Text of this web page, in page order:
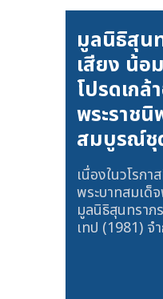
มูลนิธิสุน
เสียง น้อ
โปรดเก
พระราช
สมบูรณ์ชุ
เนื่องในวโรก
พระบาทสมเด็
มูลนิธิสุนทราภ
เทป (1981) จ